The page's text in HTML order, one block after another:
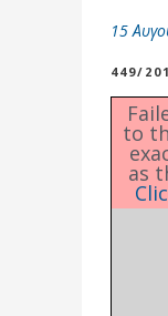
15
449/
to
as